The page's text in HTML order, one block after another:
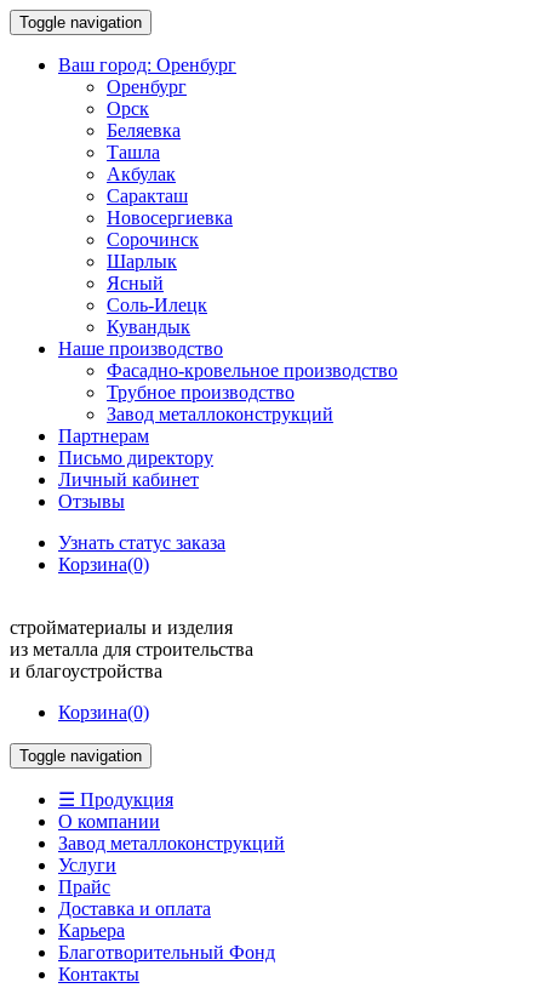
Toggle navigation
Ваш город: Оренбург
Оренбург
Орск
Беляевка
Ташла
Акбулак
Саракташ
Новосергиевка
Сорочинск
Шарлык
Ясный
Соль-Илецк
Кувандык
Наше производство
Фасадно-кровельное производство
Трубное производство
Завод металлоконструкций
Партнерам
Письмо директору
Личный кабинет
Отзывы
Узнать статус заказа
Корзина(0)
стройматериалы и изделия
из металла для строительства
и благоустройства
Корзина(0)
Toggle navigation
☰ Продукция
О компании
Завод металлоконструкций
Услуги
Прайс
Доставка и оплата
Карьера
Благотворительный Фонд
Контакты